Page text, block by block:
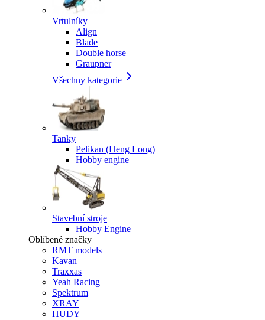
Vrtulníky
Align
Blade
Double horse
Graupner
Všechny kategorie
Tanky
Pelikan (Heng Long)
Hobby engine
Stavební stroje
Hobby Engine
Oblíbené značky
RMT models
Kavan
Traxxas
Yeah Racing
Spektrum
XRAY
HUDY